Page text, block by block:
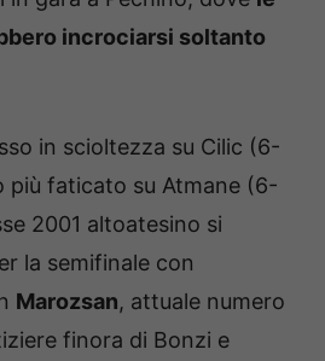
incrociarsi soltanto
in scioltezza su Cilic (6-
più faticato su Atmane (6-
2001 altoatesino si
la semifinale con
Marozsan, attuale numero
finora di Bonzi e